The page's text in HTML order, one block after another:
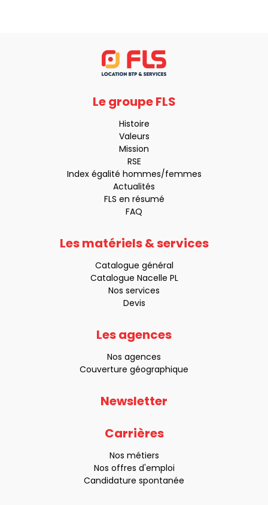
Le groupe FLS
Histoire
Valeurs
Mission
RSE
Index égalité hommes/femmes
Actualités
FLS en résumé
FAQ
Les matériels & services
Catalogue général
Catalogue Nacelle PL
Nos services
Devis
Les agences
Nos agences
Couverture géographique
Newsletter
Carrières
Nos métiers
Nos offres d'emploi
Candidature spontanée